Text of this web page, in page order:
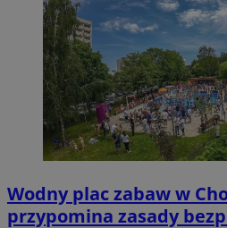
Wodny plac zabaw w
przypomina zasady